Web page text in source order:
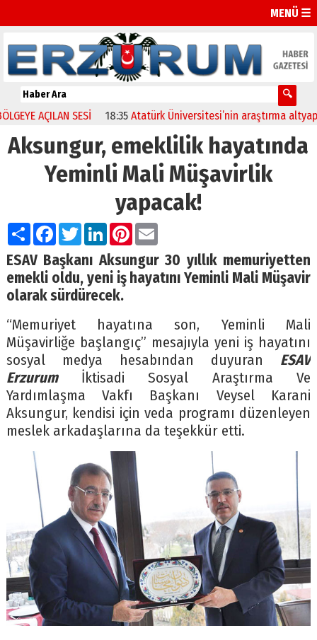
MENÜ ☰
AÇILAN SESİ 18:35 Atatürk Üniversitesi’nin araştırma altyapısına
Aksungur, emeklilik hayatında
Yeminli Mali Müşavirlik
yapacak!
PaylaşFacebook
TwitterLinkedIn
Pinterest
Email
ESAV Başkanı Aksungur 30 yıllık memuriyetten
emekli oldu, yeni iş hayatını Yeminli Mali Müşavir
olarak sürdürecek.
“Memuriyet hayatına son, Yeminli Mali
Müşavirliğe başlangıç” mesajıyla yeni iş hayatını
sosyal medya hesabından duyuran ESAV
Erzurumİktisadi Sosyal Araştırma Ve
Yardımlaşma Vakfı Başkanı Veysel Karani
Aksungur, kendisi için veda programı düzenleyen
meslek arkadaşlarına da teşekkür etti.